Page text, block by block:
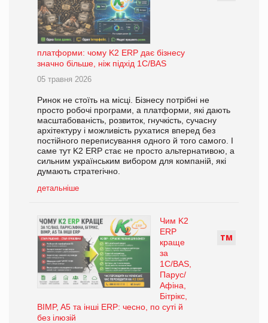
платформи: чому K2 ERP дає бізнесу
значно більше, ніж підхід 1С/BAS
05 травня 2026
Ринок не стоїть на місці. Бізнесу потрібні не
просто робочі програми, а платформи, які дають
масштабованість, розвиток, гнучкість, сучасну
архітектуру і можливість рухатися вперед без
постійного переписування одного й того самого. І
саме тут K2 ERP стає не просто альтернативою, а
сильним українським вибором для компаній, які
думають стратегічно.
детальніше
ТМ
Чим K2
ERP
краще
за
1С/BAS,
Парус/
Афіна,
Бітрікс,
BIMP, A5 та інші ERP: чесно, по суті й
без ілюзій